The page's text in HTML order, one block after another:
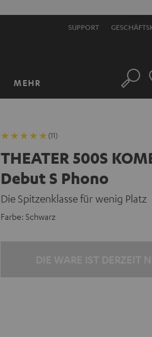
SUPPORT
MEHR Suche
(11)
THEATER 500S
Debut S Phono
Die Spitzenklasse für wenig Platz
Farbe: Schwarz